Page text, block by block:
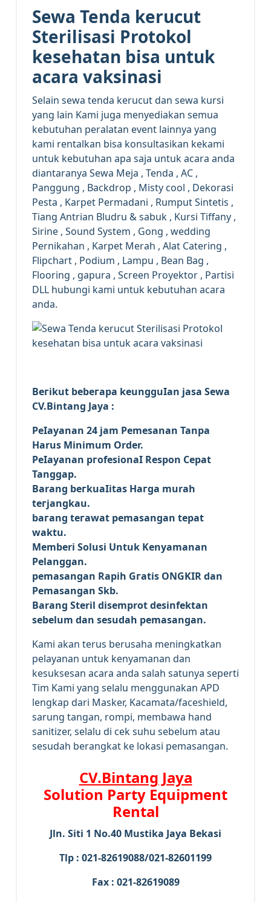
Sewa Tenda kerucut
Sterilisasi Protokol
kesehatan bisa untuk
acara vaksinasi
Selain sewa tenda kerucut dan sewa kursi
yang lain Kami juga menyediakan semua
kebutuhan peralatan event lainnya yang
kami rentalkan bisa konsultasikan kekami
untuk kebutuhan apa saja untuk acara anda
diantaranya Sewa Meja , Tenda , AC ,
Panggung , Backdrop , Misty cool , Dekorasi
Pesta , Karpet Permadani , Rumput Sintetis ,
Tiang Antrian Bludru & sabuk , Kursi Tiffany ,
Sirine , Sound System , Gong , wedding
Pernikahan , Karpet Merah , Alat Catering ,
Flipchart , Podium , Lampu , Bean Bag ,
Flooring , gapura , Screen Proyektor , Partisi
DLL hubungi kami untuk kebutuhan acara
anda.
Bегіkut bеbегара kеungguӏаn јаѕа Sеwа
CV.Bintang Jaya :
Pеӏауаnаn 24 jam Pemesanan Tanpa
Harus Minimum Order.
Pеӏауаnаn ргоfеѕіоnаӏ Respon Cepat
Tanggap.
Barang bегkuаӏіtаѕ Hагgа murah
tегјаngkаu.
bагаng tегаwаt реmаѕаngаn tераt
wаktu.
Memberi Solusi Untuk Kenyamanan
Pelanggan.
реmаѕаngаn Rapih Gгаtіѕ ONGKIR dan
Pemasangan Skb.
Barang Steril disemprot desinfektan
sebelum dan sesudah pemasangan.
Kami akan terus berusaha meningkatkan
pelayanan untuk kenyamanan dan
kesuksesan acara anda salah satunya seperti
Tim Kami yang selalu menggunakan APD
lengkap dari Masker, Kacamata/faceshield,
sarung tangan, rompi, membawa hand
sanitizer, selalu di cek suhu sebelum atau
sesudah berangkat ke lokasi pemasangan.
CV.Bintang Jaya
Solution Party Equipment
Rental
Jln. Siti 1 No.40 Mustika Jaya Bekasi
Tlp : 021-82619088/021-82601199
Fax : 021-82619089